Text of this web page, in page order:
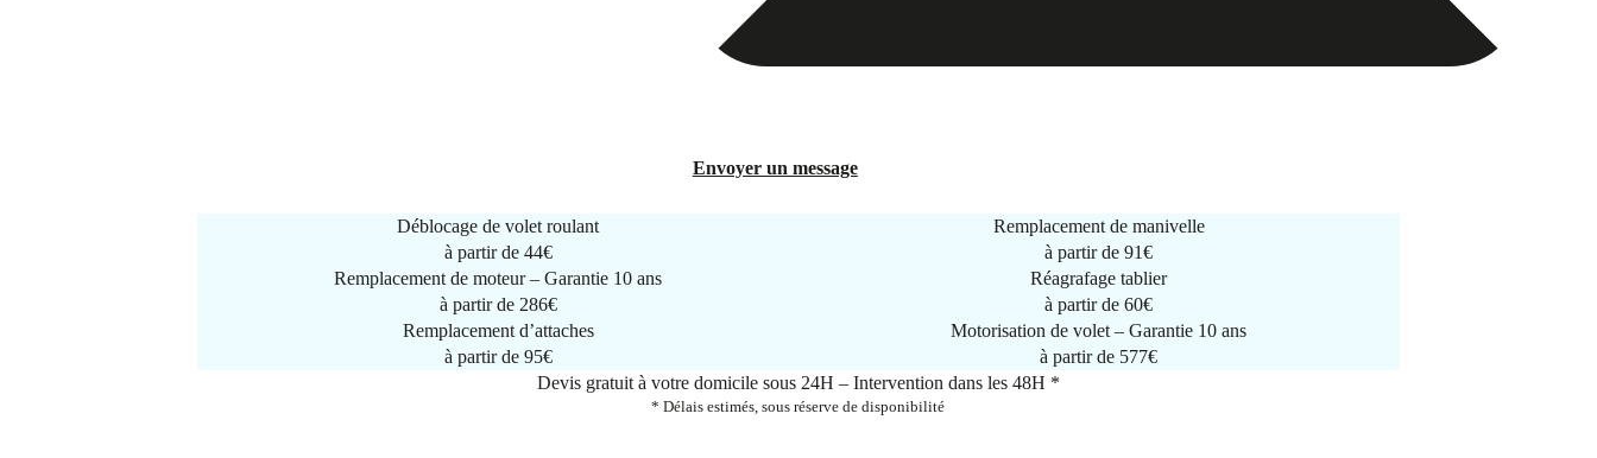
Envoyer un message
Déblocage de volet roulant
à partir de 44€
Remplacement de manivelle
à partir de91€
Remplacement de moteur – Garantie 10 ans
à partir de 286€
Réagrafage tablier
à partir de60€
Remplacement d’attaches
à partir de 95€
Motorisation de volet – Garantie 10 ans
à partir de 577€
Devis gratuit à votre domicile sous 24H – Intervention dans les 48H *
* Délais estimés, sous réserve de disponibilité